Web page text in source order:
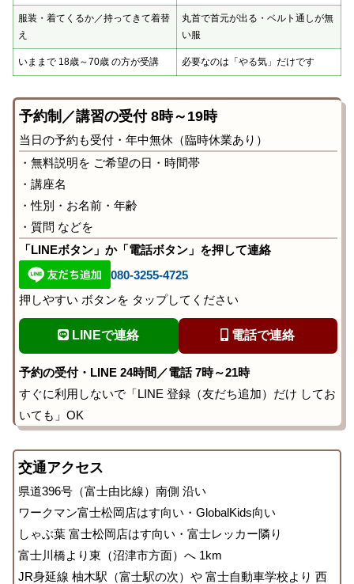
服装・着てくるか／持ってきて着替
え
丸首で首元が出る・ベルト通しが無
い服
いままで 18歳～70歳 の方が受講 必要なのは「やる気」だけです
予約制／講習の受付 8時～19時
当日の予約も受付・年中無休（臨時休業あり）
・無料説明を ご希望の日・時間帯
・講座名
・性別・お名前・年齢
・質問 などを
「LINEボタン」か「電話ボタン」を押して連絡
080-3255-4725
押しやすい ボタンを タップしてください
LINEで連絡 電話で連絡
予約の受付・LINE 24時間／電話 7時～21時
すぐに利用しないで「LINE 登録（友だち追加）だけ してお
いても」OK
交通アクセス
県道396号（富士由比線）南側 沿い
ワークマン富士松岡店はす向い・GlobalKids向い
しゃぶ葉 富士松岡店はす向い・富士レッカー隣り
富士川橋より東（沼津市方面）へ 1km
JR身延線 柚木駅（富士駅の次）や 富士自動車学校より 西